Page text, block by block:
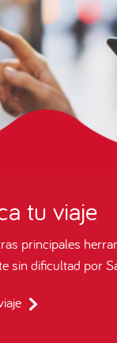
tu viaje
principales
sin dificultad por